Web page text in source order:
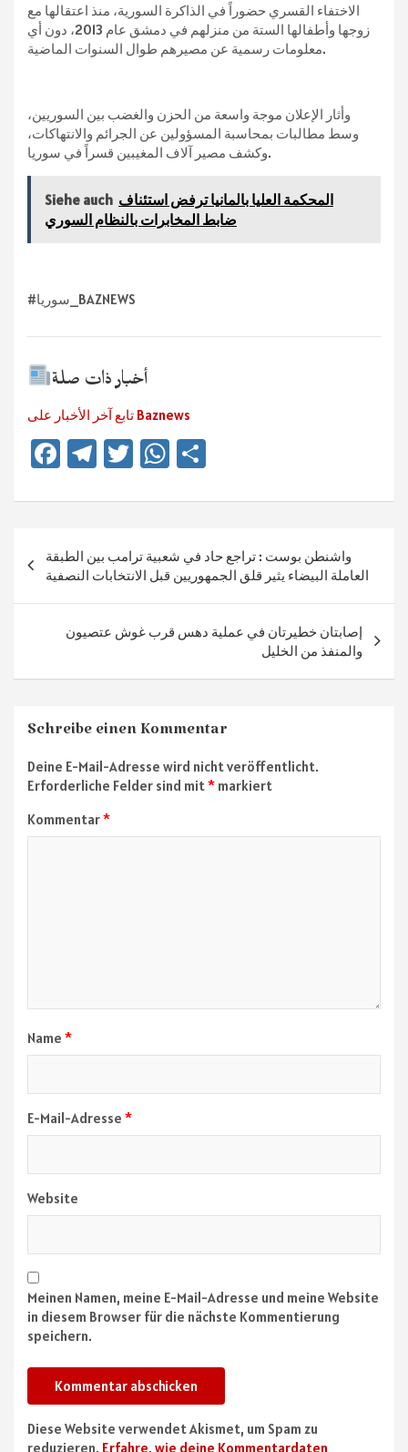
الاختفاء القسري حضوراً في الذاكرة السورية، منذ اعتقالها مع
زوجها وأطفالها الستة من منزلهم في دمشق عام 2013، دون أي
معلومات رسمية عن مصيرهم طوال السنوات الماضية.
وأثار الإعلان موجة واسعة من الحزن والغضب بين السوريين،
وسط مطالبات بمحاسبة المسؤولين عن الجرائم والانتهاكات،
وكشف مصير آلاف المغيبين قسراً في سوريا.
Siehe auch المحكمة العليا بالمانيا ترفض استئناف
ضابط المخابرات بالنظام السوري
#سوريا_BAZNEWS
أخبار ذات صلة
تابع آخر الأخبار على Baznews
Fa
b
o
ok
Te
gr
m
T
tt
W
at
p
p
n
واشنطن بوست : تراجع حاد في شعبية ترامب بين الطبقة
العاملة البيضاء يثير قلق الجمهوريين قبل الانتخابات النصفية
إصابتان خطيرتان في عملية دهس قرب غوش عتصيون
والمنفذ من الخليل
Schreibe einen Kommentar
Deine E-Mail-Adresse wird nicht veröffentlicht.
Erforderliche Felder sind mit* markiert
Kommentar*
Name *
E-Mail-Adresse *
Website
Meinen Namen, meine E-Mail-Adresse und meine Website
in diesem Browser für die nächste Kommentierung
speichern.
Diese Website verwendet Akismet, um Spam zu
reduzieren. Erfahre, wie deine Kommentardaten